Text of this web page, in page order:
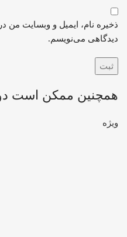
ذخیره نام، ایمیل و وبسایت من
دیدگاهی می‌نویسم.
همچنین ممکن است
ویژه